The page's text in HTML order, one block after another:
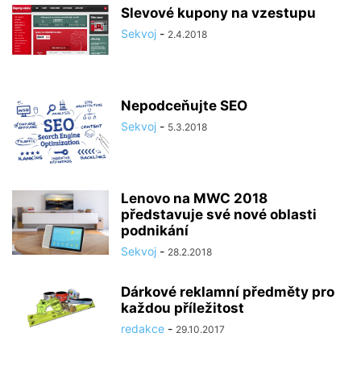
Slevové kupony na vzestupu
Sekvoj - 2.4.2018
Nepodceňujte SEO
Sekvoj - 5.3.2018
Lenovo na MWC 2018
představuje své nové oblasti
podnikání
Sekvoj - 28.2.2018
Dárkové reklamní předměty pro
každou příležitost
redakce - 29.10.2017